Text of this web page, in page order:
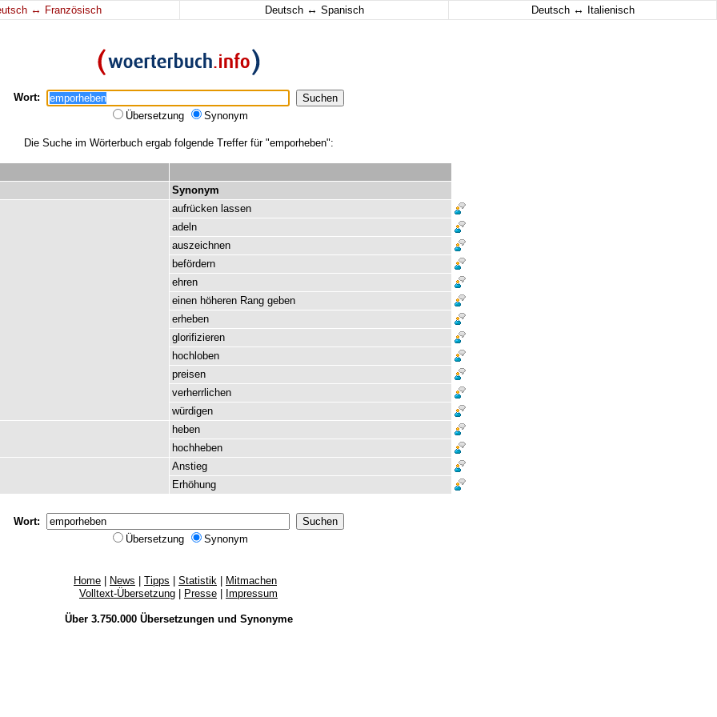
↔ Französisch Deutsch ↔ Spanisch Deutsch ↔ Italienisch
Wort:
Übersetzung
Synonym
Die Suche im Wörterbuch ergab folgende Treffer für "emporheben":
Synonym
aufrücken lassen
adeln
auszeichnen
befördern
ehren
einen höheren Rang geben
erheben
glorifizieren
hochloben
preisen
verherrlichen
würdigen
heben
hochheben
Anstieg
Erhöhung
Wort:
Übersetzung
Synonym
Home News Tipps Statistik
Mitmachen
Volltext-Übersetzung
Presse Impressum
Über 3.750.000 Übersetzungenund Synonyme